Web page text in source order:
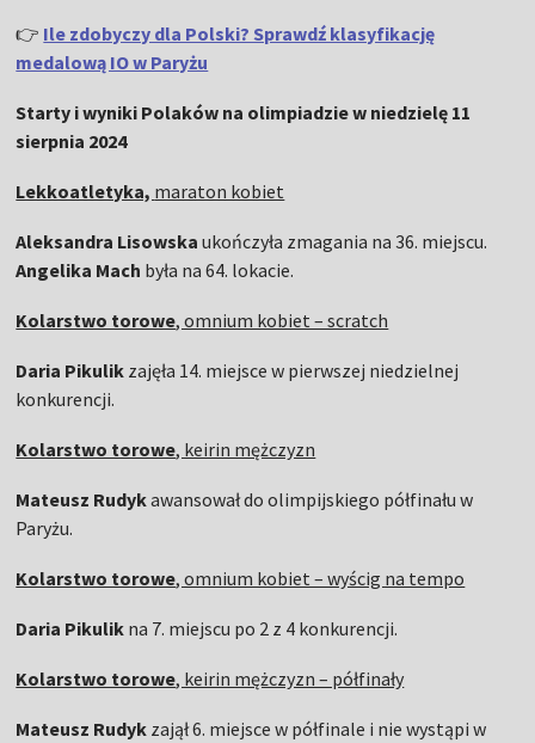
👉 Ile zdobyczy dla Polski? Sprawdź klasyfikację
medalową IO w Paryżu
Starty i wyniki Polaków na olimpiadzie w niedzielę 11
sierpnia 2024
Lekkoatletyka, maraton kobiet
Aleksandra Lisowskaukończyła zmagania na 36. miejscu.
Angelika Mach była na 64. lokacie.
Kolarstwo torowe, omnium kobiet – scratch
Daria Pikulik zajęła 14. miejsce w pierwszej niedzielnej
konkurencji.
Kolarstwo torowe, keirin mężczyzn
Mateusz Rudykawansował do olimpijskiego półfinału w
Paryżu.
Kolarstwo torowe, omnium kobiet – wyścig na tempo
Daria Pikulik na 7. miejscu po 2 z 4 konkurencji.
Kolarstwo torowe, keirin mężczyzn – półfinały
Mateusz Rudyk zajął 6. miejsce w półfinale i nie wystąpi w